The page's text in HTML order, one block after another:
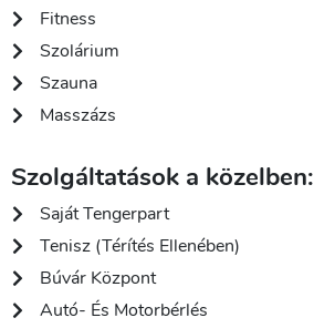
Fitness
Szolárium
Szauna
Masszázs
Szolgáltatások a közelben:
Saját Tengerpart
Tenisz (térítés Ellenében)
Búvár Központ
Autó- És Motorbérlés